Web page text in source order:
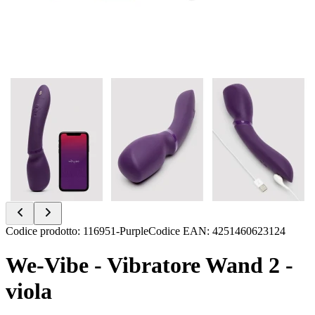
Item
of
9
Codice prodotto: 116951-PurpleCodice EAN: 4251460623124
We-Vibe - Vibratore Wand 2 -
viola